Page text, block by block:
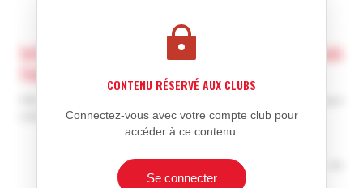
Informations exclusives réservées aux club
fédéraux
Achat de licences ou d'affiliation à la Fédération de
Sports de Combat française
CONTENU RÉSERVÉ AUX CLUBS
Connectez-vous avec votre compte club pour
accéder à ce contenu.
Se connecter